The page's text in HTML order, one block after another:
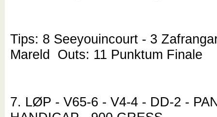
Tips: 8 Seeyouincourt - 3
Mareld Outs: 11 Punktum Finale
7. LØP - V65-6 - V4-4 - DD-2 -